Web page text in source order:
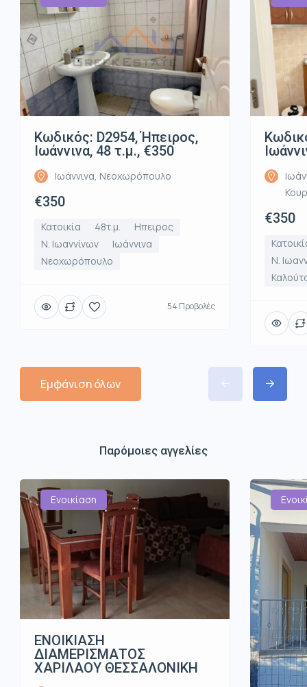
Κωδικός: D2954, Ήπειρος,
Ιωάννινα, 48 τ.μ., €350
Ιωάννινα, Νεοχωρόπουλο
€350
Κατοικία 48τ.μ.
Ηπειρος
Ν. Ιωαννίνων
Ιωάννινα
Νεοχωρόπουλο
54 Προβολές
€350
Ν.
Εμφάνιση όλων
Παρόμοιες αγγελίες
Ενοικίαση
ΕΝΟΙΚΙΑΣΗ
ΔΙΑΜΕΡΙΣΜΑΤΟΣ
ΧΑΡΙΛΑΟΥ ΘΕΣΣΑΛΟΝΙΚΗ